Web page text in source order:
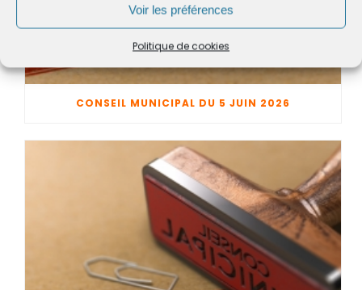
Voir les préférences
Politique de cookies
CONSEIL MUNICIPAL DU 5 JUIN 2026